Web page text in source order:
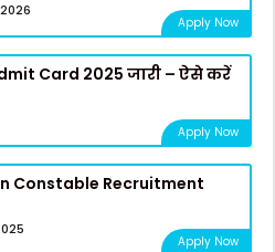
Apply Now
Card 2025 जारी – ऐसे करें
Apply Now
Constable Recruitment
Apply Now